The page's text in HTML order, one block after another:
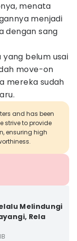
menata
menjadi
dengan sang
yang belum usai
move-on
mereka sudah
and has been
strive to provide
ensuring high
Melindungi
Rela